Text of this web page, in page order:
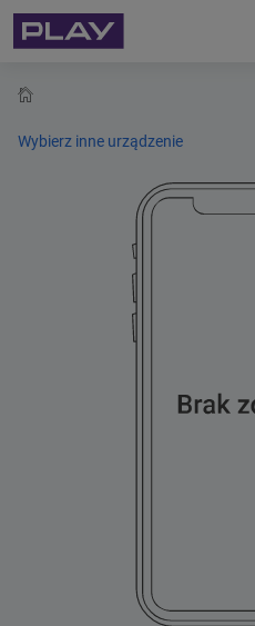
Wybierz inne urządzenie